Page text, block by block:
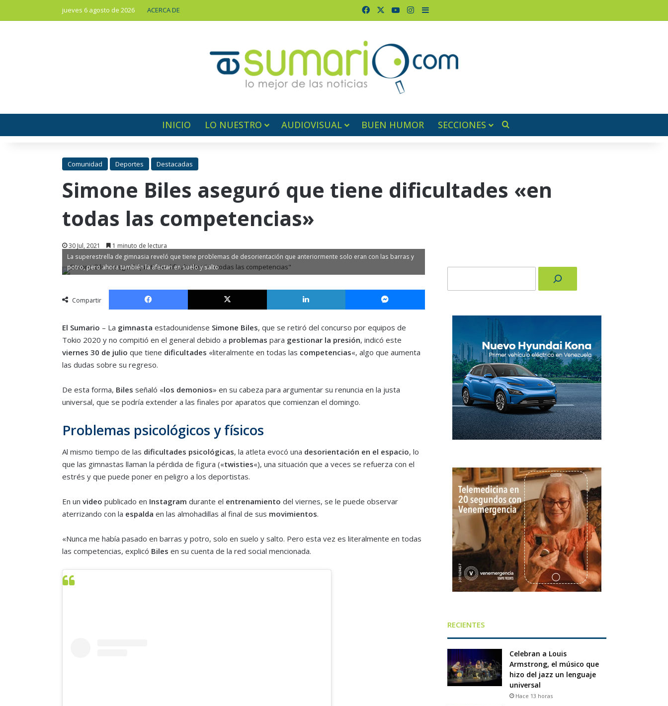
jueves 6 agosto de 2026 ACERCA DE FacebookYouTubeInstagram
Barra lateral
INICIO LO NUESTRO AUDIOVISUAL BUEN HUMOR SECCIONES
Comunidad Deportes Destacadas
Simone Biles aseguró que tiene dificultades «en
todas las competencias»
30 Jul, 2021 1 minuto de lectura
La superestrella de gimnasia reveló que tiene problemas de desorientación que anteriormente solo eran con las barras y
potro, pero ahora también la afectan en suelo y salto
Compartir
Facebook X LinkedIn Messenger
El Sumario – La gimnasta estadounidense Simone Biles, que se retiró del concurso por equipos de
Tokio 2020 y no compitió en el general debido a problemas para gestionar la presión, indicó este
viernes 30 de julio que tiene dificultades «literalmente en todas las competencias«, algo que aumenta
las dudas sobre su regreso.
De esta forma, Biles señaló «los demonios» en su cabeza para argumentar su renuncia en la justa
universal, que se podría extender a las finales por aparatos que comienzan el domingo.
Problemas psicológicos y físicos
Al mismo tiempo de las dificultades psicológicas, la atleta evocó una desorientación en el espacio, lo
que las gimnastas llaman la pérdida de figura («twisties«), una situación que a veces se refuerza con el
estrés y que puede poner en peligro a los deportistas.
En un video publicado en Instagram durante el entrenamiento del viernes, se le puede observar
aterrizando con la espalda en las almohadillas al final de sus movimientos.
«Nunca me había pasado en barras y potro, solo en suelo y salto. Pero esta vez es literalmente en todas
las competencias, explicó Biles en su cuenta de la red social mencionada.
RECIENTES
Celebran a Louis
Armstrong, el músico que
hizo del jazz un lenguaje
universal
Hace 13 horas